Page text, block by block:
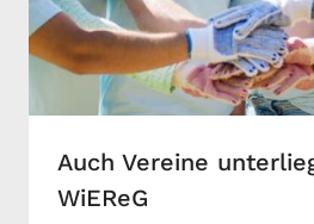
Auch Vereine
WiEReG